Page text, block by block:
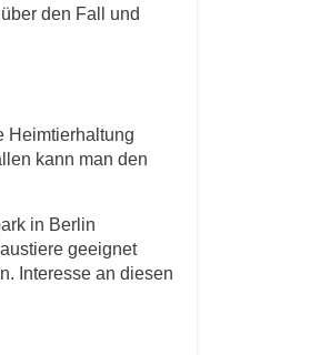
den Fall und
Heimtierhaltung
kann man den
in Berlin
geeignet
Interesse an diesen